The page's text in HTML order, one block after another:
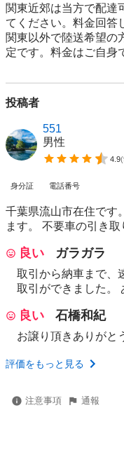
関東近郊は当方で配達
てください。料金回答
関東以外で陸送希望の
定です。料金はご自身
投稿者
551
男性
4.9(
身分証 電話番号
千葉県流山市在住です
ます。 不要車の引き
良い ガラガラ
取引から納車まで、
取引ができました。
良い 石橋和紀
お譲り頂きありがと
評価をもっと見る
注意事項 通報